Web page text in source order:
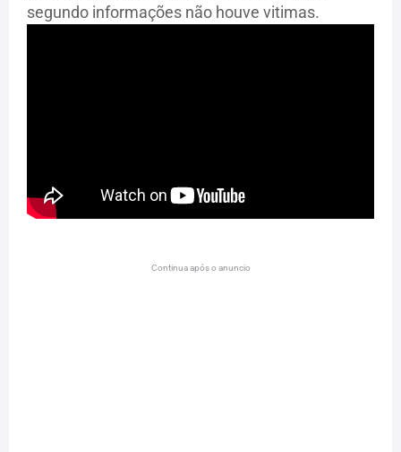
segundo informações não houve vitimas.
Continua após o anuncio